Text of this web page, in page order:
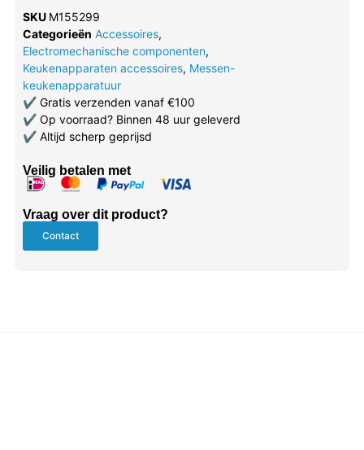
SKU M155299
Categorieën Accessoires,
Electromechanische componenten,
Keukenapparaten accessoires, Messen-
keukenapparatuur
✔Gratis verzenden vanaf €100
✔Op voorraad? Binnen 48 uur geleverd
✔Altijd scherp geprijsd
Veilig betalen met
Vraag over dit product?
Contact